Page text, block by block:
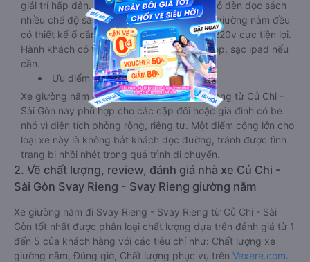
giải trí hấp dẫn. Trong phòng có tai nghe, có đèn đọc sách
nhiều chế độ sáng, wifi tốc độ cao. Tại mỗi giường nằm đều
có thiết kế ổ cắm sạc đa năng nguồn điện 220v cực tiện lợi.
Hành khách có thể sạc điện thoại, sạc laptop, sạc ipad nếu
cần.
Ưu điểm
Xe giường nằm đôi đi Svay Rieng - Svay Rieng từ Củ Chi -
Sài Gòn này phù hợp cho các cặp đôi hoặc gia đình có bé
nhỏ vì diện tích phòng rộng, riêng tư. Một điểm cộng lớn cho
loại xe này là không bắt khách dọc đường, tránh được tình
trạng bị nhồi nhét trong quá trình di chuyển.
2. Về chất lượng, review, đánh giá nhà xe Củ Chi -
Sài Gòn Svay Rieng - Svay Rieng giường nằm
Xe giường nằm đi Svay Rieng - Svay Rieng từ Củ Chi - Sài
Gòn tốt nhất được phân loại chất lượng dựa trên đánh giá từ 1
đến 5 của khách hàng với các tiêu chí như: Chất lượng xe
giường nằm, Đúng giờ, Chất lượng phục vụ trên Vexere.com.